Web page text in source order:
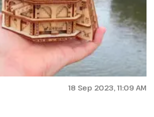
18 Sep 2023, 11:09 AM